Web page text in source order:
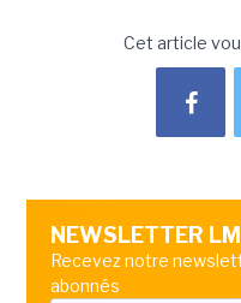
Cet article
NEWSLETTER LMI
Recevez notre
abonnés